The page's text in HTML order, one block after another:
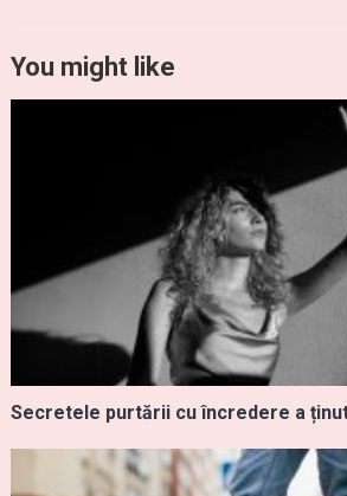
You might like
Secretele purtării cu încredere a